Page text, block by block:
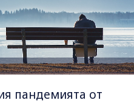
пандемията от